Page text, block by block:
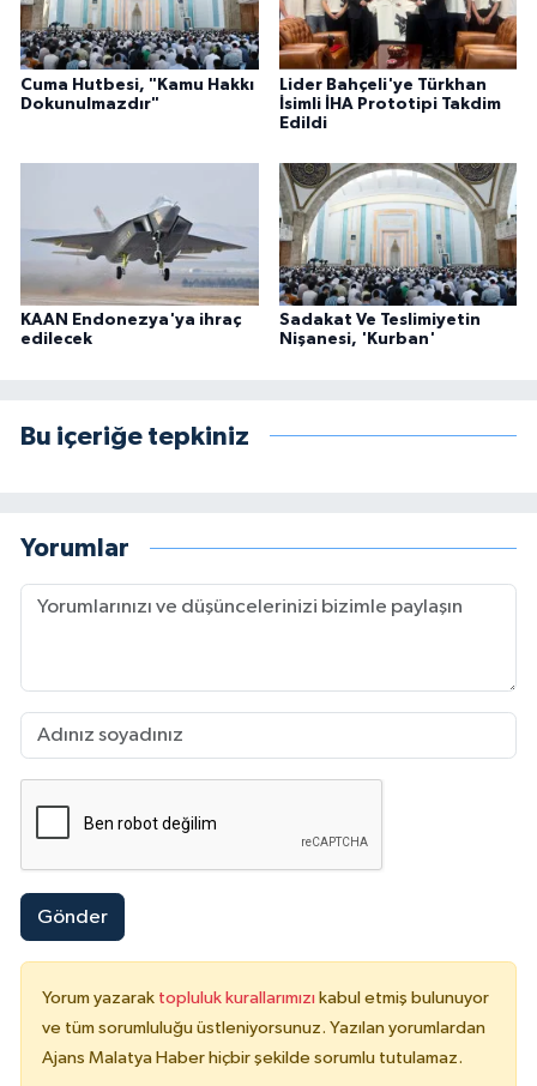
Cuma Hutbesi, "Kamu Hakkı
Dokunulmazdır"
Lider Bahçeli'ye Türkhan
İsimli İHA Prototipi Takdim
Edildi
KAAN Endonezya'ya ihraç
edilecek
Sadakat Ve Teslimiyetin
Nişanesi, 'Kurban'
Bu içeriğe tepkiniz
Yorumlar
Gönder
Yorum yazarak topluluk kurallarımızı kabul etmiş bulunuyor
ve tüm sorumluluğu üstleniyorsunuz. Yazılan yorumlardan
Ajans Malatya Haber hiçbir şekilde sorumlu tutulamaz.